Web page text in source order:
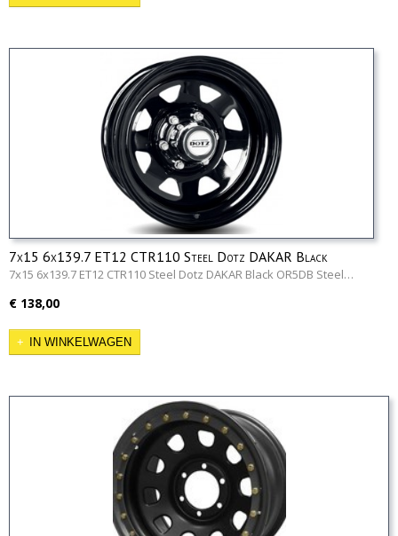
7x15 6x139.7 ET12 CTR110 Steel Dotz DAKAR Black
OR5DB
7x15 6x139.7 ET12 CTR110 Steel Dotz DAKAR Black OR5DB Steel…
€ 138,00
IN WINKELWAGEN